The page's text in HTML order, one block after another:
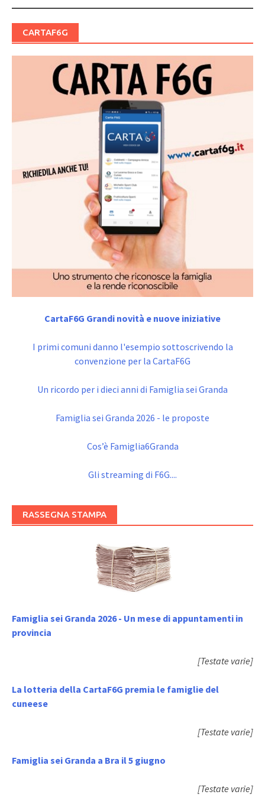
CARTAF6G
CartaF6G Grandi novità e nuove iniziative
I primi comuni danno l'esempio sottoscrivendo la
convenzione per la CartaF6G
Un ricordo per i dieci anni di Famiglia sei Granda
Famiglia sei Granda 2026 - le proposte
Cos’è Famiglia6Granda
Gli streaming di F6G....
RASSEGNA STAMPA
Famiglia sei Granda 2026 - Un mese di appuntamenti in
provincia
[Testate varie]
La lotteria della CartaF6G premia le famiglie del
cuneese
[Testate varie]
Famiglia sei Granda a Bra il 5 giugno
[Testate varie]